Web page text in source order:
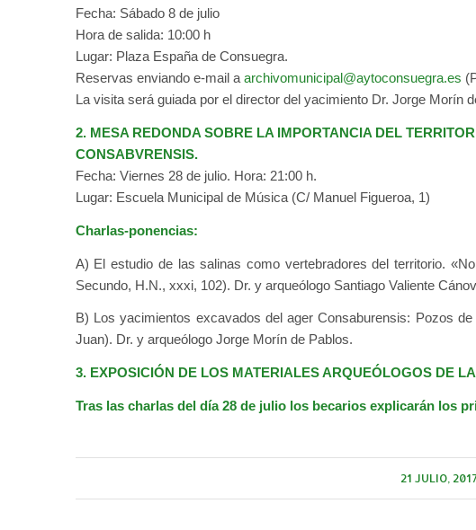
Fecha: Sábado 8 de julio
Hora de salida: 10:00 h
Lugar: Plaza España de Consuegra.
Reservas enviando e-mail a archivomunicipal@aytoconsuegra.es
La visita será guiada por el director del yacimiento Dr. Jorge Morín
2. MESA REDONDA SOBRE LA IMPORTANCIA DEL
CONSABVRENSIS.
Fecha: Viernes 28 de julio. Hora: 21:00 h.
Lugar: Escuela Municipal de Música (C/ Manuel Figueroa, 1)
Charlas-ponencias:
A) El estudio de las salinas como vertebradores del territorio.
Secundo, H.N., xxxi, 102). Dr. y arqueólogo Santiago Valiente
B) Los yacimientos excavados del ager Consaburensis: Pozos
Juan). Dr. y arqueólogo Jorge Morín de Pablos.
3. EXPOSICIÓN DE LOS MATERIALES ARQUEÓLOGOS DE
Tras las charlas del día 28 de julio los becarios explicarán los
21 JULIO,